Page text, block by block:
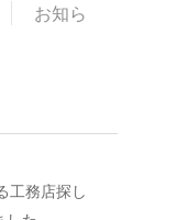
お知ら
工務店探し